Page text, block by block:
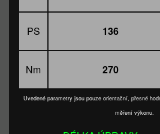
PS 136
Nm 270
Uvedené parametry jsou pouze orientační, přesné
měření výkonu.